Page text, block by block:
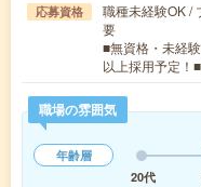
応募資格
職種未経験OK /
要
■無資格・未経
以上採用予定
職場の雰囲気
年齢層
20代